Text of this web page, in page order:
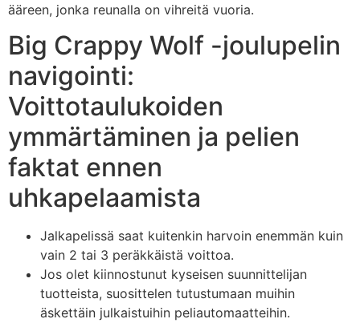
ääreen, jonka reunalla on vihreitä vuoria.
Big Crappy Wolf -joulupelin
navigointi:
Voittotaulukoiden
ymmärtäminen ja pelien
faktat ennen
uhkapelaamista
Jalkapelissä saat kuitenkin harvoin enemmän kuin
vain 2 tai 3 peräkkäistä voittoa.
Jos olet kiinnostunut kyseisen suunnittelijan
tuotteista, suosittelen tutustumaan muihin
äskettäin julkaistuihin peliautomaatteihin.